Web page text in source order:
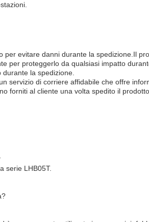
per evitare danni durante la spedizione.Il
per proteggerlo da qualsiasi impatto
la spedizione.
servizio di corriere affidabile che offre
forniti al cliente una volta spedito il prodotto.
serie LHB05T.